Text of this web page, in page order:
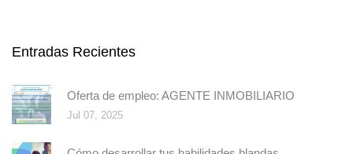
Entradas Recientes
Oferta de empleo: AGENTE INMOBILIARIO
Jul 07, 2025